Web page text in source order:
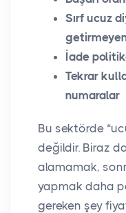
Sırf ucuz
İade
Tekrar
numaralar
Bu sektörde
değildir. Biraz
alamamak,
yapmak daha
gereken şey